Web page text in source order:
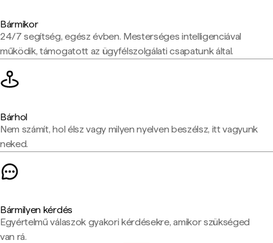
Bármikor
24/7 segítség, egész évben. Mesterséges intelligenciával
működik, támogatott az ügyfélszolgálati csapatunk által.
Bárhol
Nem számít, hol élsz vagy milyen nyelven beszélsz, itt vagyunk
neked.
Bármilyen kérdés
Egyértelmű válaszok gyakori kérdésekre, amikor szükséged
van rá.